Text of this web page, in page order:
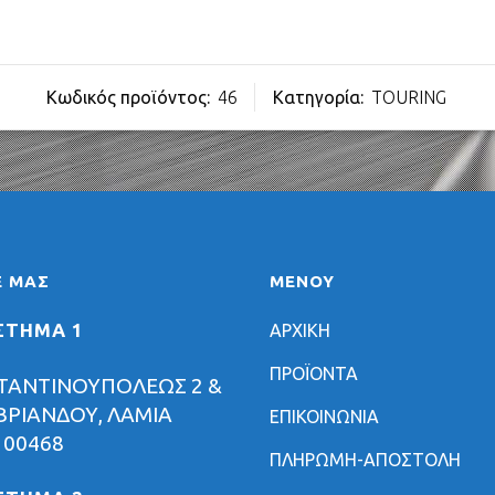
Κωδικός προϊόντος: 46 Κατηγορία: TOURING
ΜΑΣ
1
2 &
ΛΑΜΙΑ
ΜΕΝΟΥ
ΑΡΧΙΚΗ
ΠΡΟΪΟΝΤΑ
ΕΠΙΚΟΙΝΩΝΙΑ
ΠΛΗΡΩΜΗ-ΑΠΟΣΤΟΛΗ